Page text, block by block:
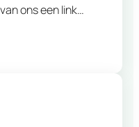
ons een link…